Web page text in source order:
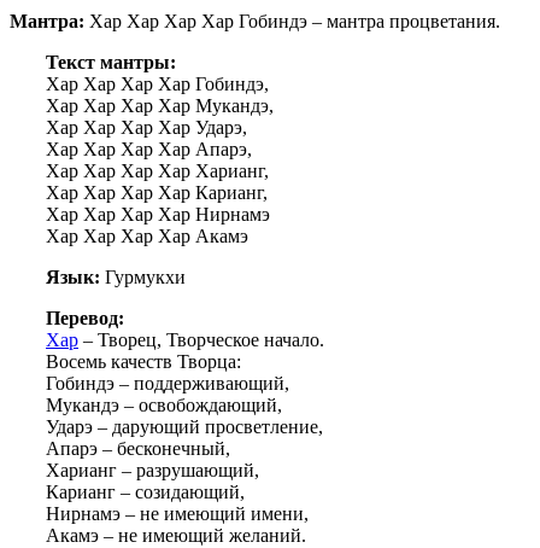
Мантра: Хар Хар Хар Хар Гобиндэ – мантра процветания.
Текст мантры:
Хар Хар Хар Хар Гобиндэ,
Хар Хар Хар Хар Мукандэ,
Хар Хар Хар Хар Ударэ,
Хар Хар Хар Хар Апарэ,
Хар Хар Хар Хар Харианг,
Хар Хар Хар Хар Карианг,
Хар Хар Хар Хар Нирнамэ
Хар Хар Хар Хар Акамэ
Язык: Гурмукхи
Перевод:
Хар – Творец, Творческое начало.
Восемь качеств Творца:
Гобиндэ – поддерживающий,
Мукандэ – освобождающий,
Ударэ – дарующий просветление,
Апарэ – бесконечный,
Харианг – разрушающий,
Карианг – созидающий,
Нирнамэ – не имеющий имени,
Акамэ – не имеющий желаний.